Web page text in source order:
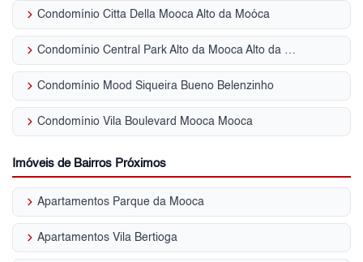
keyboard_arrow_right Condomínio Citta Della Mooca Alto da Moóca
keyboard_arrow_right Condomínio Central Park Alto da Mooca Alto da Moóca
keyboard_arrow_right Condomínio Mood Siqueira Bueno Belenzinho
keyboard_arrow_right Condomínio Vila Boulevard Mooca Mooca
Imóveis de Bairros Próximos
keyboard_arrow_right Apartamentos Parque da Mooca
keyboard_arrow_right Apartamentos Vila Bertioga